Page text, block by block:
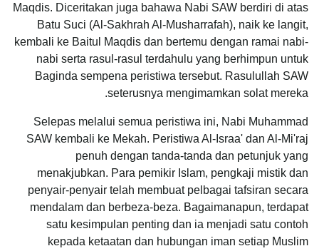
Maqdis. Diceritakan juga bahawa Nabi SAW berdiri di atas
Batu Suci (Al-Sakhrah Al-Musharrafah), naik ke langit,
kembali ke Baitul Maqdis dan bertemu dengan ramai nabi-
nabi serta rasul-rasul terdahulu yang berhimpun untuk
Baginda sempena peristiwa tersebut. Rasulullah SAW
seterusnya mengimamkan solat mereka.
Selepas melalui semua peristiwa ini, Nabi Muhammad
SAW kembali ke Mekah. Peristiwa Al-Israa' dan Al-Mi'raj
penuh dengan tanda-tanda dan petunjuk yang
menakjubkan. Para pemikir Islam, pengkaji mistik dan
penyair-penyair telah membuat pelbagai tafsiran secara
mendalam dan berbeza-beza. Bagaimanapun, terdapat
satu kesimpulan penting dan ia menjadi satu contoh
kepada ketaatan dan hubungan iman setiap Muslim